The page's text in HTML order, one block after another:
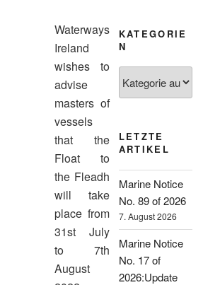
Waterways
Ireland
wishes to
advise
masters of
vessels
that the
Float to
the Fleadh
will take
place from
31st July
to 7th
August
KATEGORIE
N
LETZTE
ARTIKEL
Marine Notice
No. 89 of 2026
7. August 2026
Marine Notice
No. 17 of
2026:Update